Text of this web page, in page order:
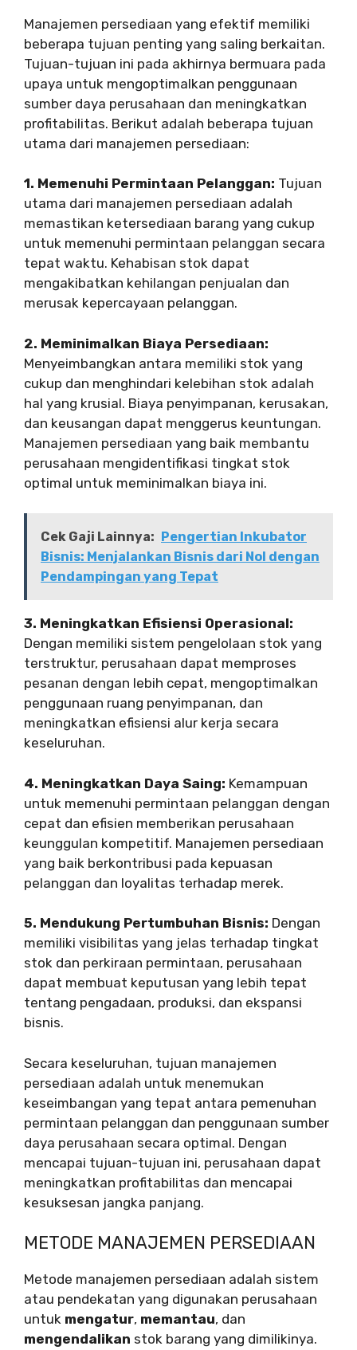
Manajemen persediaan yang efektif memiliki
beberapa tujuan penting yang saling berkaitan.
Tujuan-tujuan ini pada akhirnya bermuara pada
upaya untuk mengoptimalkan penggunaan
sumber daya perusahaan dan meningkatkan
profitabilitas. Berikut adalah beberapa tujuan
utama dari manajemen persediaan:
1. Memenuhi Permintaan Pelanggan: Tujuan
utama dari manajemen persediaan adalah
memastikan ketersediaan barang yang cukup
untuk memenuhi permintaan pelanggan secara
tepat waktu. Kehabisan stok dapat
mengakibatkan kehilangan penjualan dan
merusak kepercayaan pelanggan.
2. Meminimalkan Biaya Persediaan:
Menyeimbangkan antara memiliki stok yang
cukup dan menghindari kelebihan stok adalah
hal yang krusial. Biaya penyimpanan, kerusakan,
dan keusangan dapat menggerus keuntungan.
Manajemen persediaan yang baik membantu
perusahaan mengidentifikasi tingkat stok
optimal untuk meminimalkan biaya ini.
Cek Gaji Lainnya: Pengertian Inkubator
Bisnis: Menjalankan Bisnis dari Nol dengan
Pendampingan yang Tepat
3. Meningkatkan Efisiensi Operasional:
Dengan memiliki sistem pengelolaan stok yang
terstruktur, perusahaan dapat memproses
pesanan dengan lebih cepat, mengoptimalkan
penggunaan ruang penyimpanan, dan
meningkatkan efisiensi alur kerja secara
keseluruhan.
4. Meningkatkan Daya Saing: Kemampuan
untuk memenuhi permintaan pelanggan dengan
cepat dan efisien memberikan perusahaan
keunggulan kompetitif. Manajemen persediaan
yang baik berkontribusi pada kepuasan
pelanggan dan loyalitas terhadap merek.
5. Mendukung Pertumbuhan Bisnis: Dengan
memiliki visibilitas yang jelas terhadap tingkat
stok dan perkiraan permintaan, perusahaan
dapat membuat keputusan yang lebih tepat
tentang pengadaan, produksi, dan ekspansi
bisnis.
Secara keseluruhan, tujuan manajemen
persediaan adalah untuk menemukan
keseimbangan yang tepat antara pemenuhan
permintaan pelanggan dan penggunaan sumber
daya perusahaan secara optimal. Dengan
mencapai tujuan-tujuan ini, perusahaan dapat
meningkatkan profitabilitas dan mencapai
kesuksesan jangka panjang.
METODE MANAJEMEN PERSEDIAAN
Metode manajemen persediaan adalah sistem
atau pendekatan yang digunakan perusahaan
untuk mengatur, memantau, dan
mengendalikan stok barang yang dimilikinya.